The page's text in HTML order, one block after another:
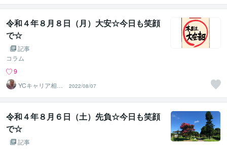
令和４年８月８日（月）大安☆今日も笑顔
で☆
記事
コラム
9
YCキャリア相談
2022/08/07
令和４年８月６日（土）先負☆今日も笑顔
で☆
記事